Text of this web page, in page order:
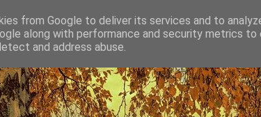
from Google to deliver its services and to
along with performance and security metrics
and address abuse.